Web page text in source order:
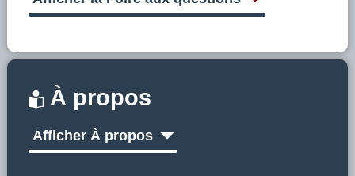
À propos
Afficher À propos